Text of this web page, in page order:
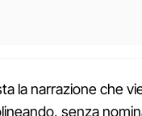
la narrazione che
senza